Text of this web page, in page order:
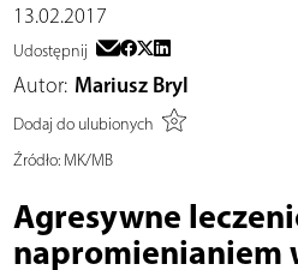
13.02.2017
Udostępnij
Autor: Mariusz Bryl
Dodaj do ulubionych
Źródło:MK/MB
Agresywne
napromienianiem